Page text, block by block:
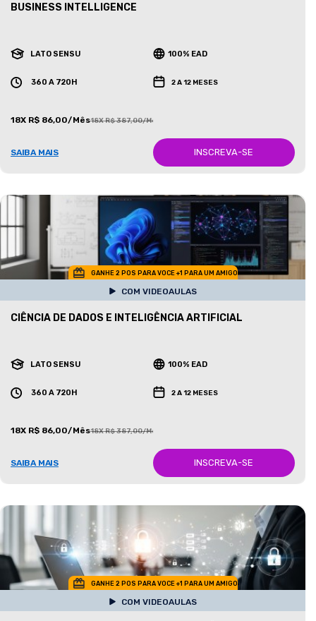
BUSINESS INTELLIGENCE
LATO SENSU 100% EAD
360 A 720H 2 A 12 MESES
18X R$ 86,00/Mês18X R$ 387,00/Mês
SAIBA MAIS INSCREVA-SE
GANHE 2 POS PARA VOCE +1 PARA UM AMIGO
COM VIDEOAULAS
CIÊNCIA DE DADOS E INTELIGÊNCIA ARTIFICIAL
LATO SENSU 100% EAD
360 A 720H 2 A 12 MESES
18X R$ 86,00/Mês18X R$ 387,00/Mês
SAIBA MAIS INSCREVA-SE
GANHE 2 POS PARA VOCE +1 PARA UM AMIGO
COM VIDEOAULAS